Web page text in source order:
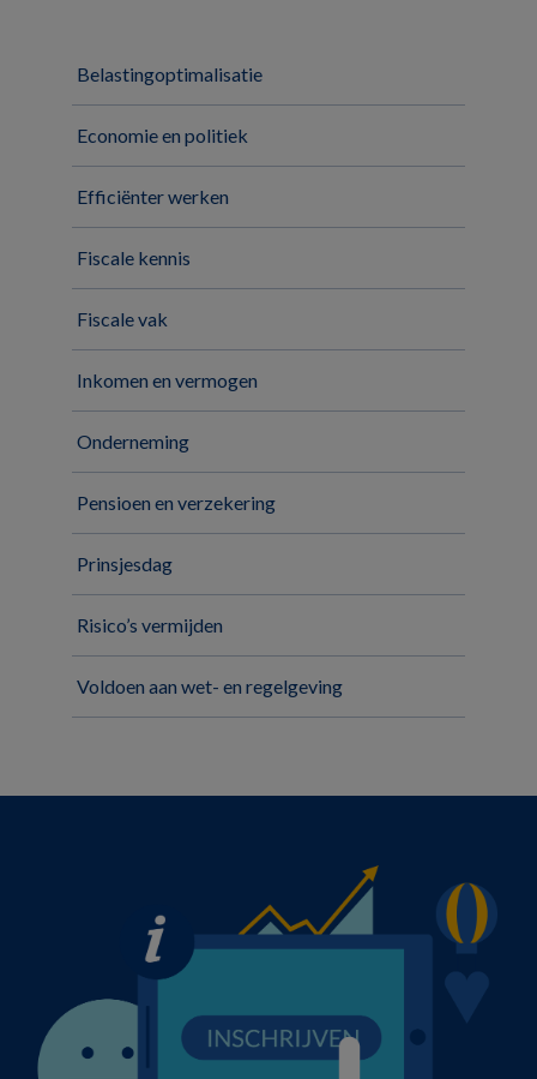
Belastingoptimalisatie
Economie en politiek
Efficiënter werken
Fiscale kennis
Fiscale vak
Inkomen en vermogen
Onderneming
Pensioen en verzekering
Prinsjesdag
Risico’s vermijden
Voldoen aan wet- en regelgeving